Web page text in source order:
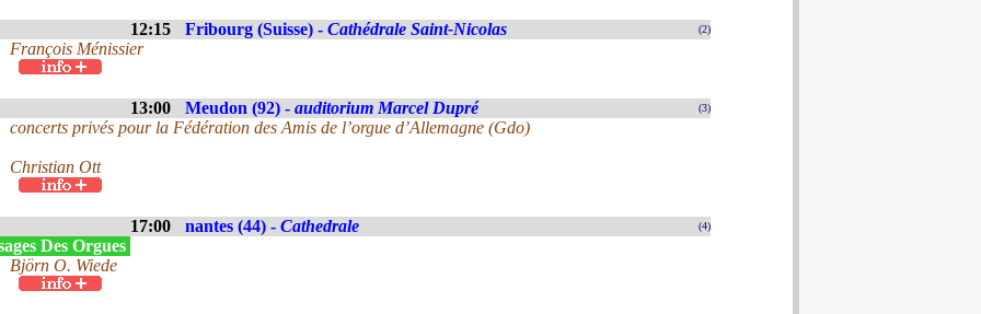
12:15 Fribourg (Suisse) - Cathédrale Saint-Nicolas (2)
François Ménissier
13:00 Meudon (92) - auditorium Marcel Dupré (3)
concerts privés pour la Fédération des Amis de l’orgue d’Allemagne (Gdo)
Christian Ott
17:00 nantes (44) - Cathedrale (4)
Des Orgues
Björn O. Wiede